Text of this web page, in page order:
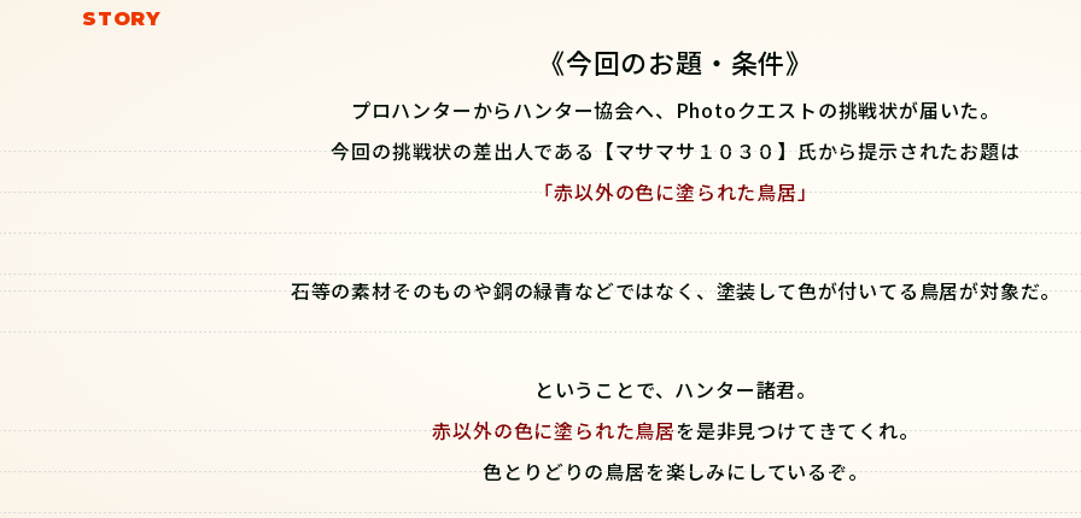
《今回のお題・条件》
プロハンターからハンター協会へ、Photoクエストの挑戦状が届いた。
今回の挑戦状の差出人である【マサマサ１０３０】氏から提示されたお題は
「赤以外の色に塗られた鳥居」
石等の素材そのものや銅の緑青などではなく、塗装して色が付いてる鳥居が対象だ。
ということで、ハンター諸君。
赤以外の色に塗られた鳥居を是非見つけてきてくれ。
色とりどりの鳥居を楽しみにしているぞ。